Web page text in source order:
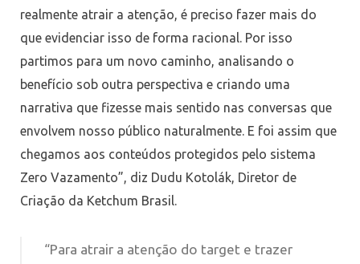
realmente atrair a atenção, é preciso fazer mais do
que evidenciar isso de forma racional. Por isso
partimos para um novo caminho, analisando o
benefício sob outra perspectiva e criando uma
narrativa que fizesse mais sentido nas conversas que
envolvem nosso público naturalmente. E foi assim que
chegamos aos conteúdos protegidos pelo sistema
Zero Vazamento”, diz Dudu Kotolák, Diretor de
Criação da Ketchum Brasil.
“Para atrair a atenção do target e trazer